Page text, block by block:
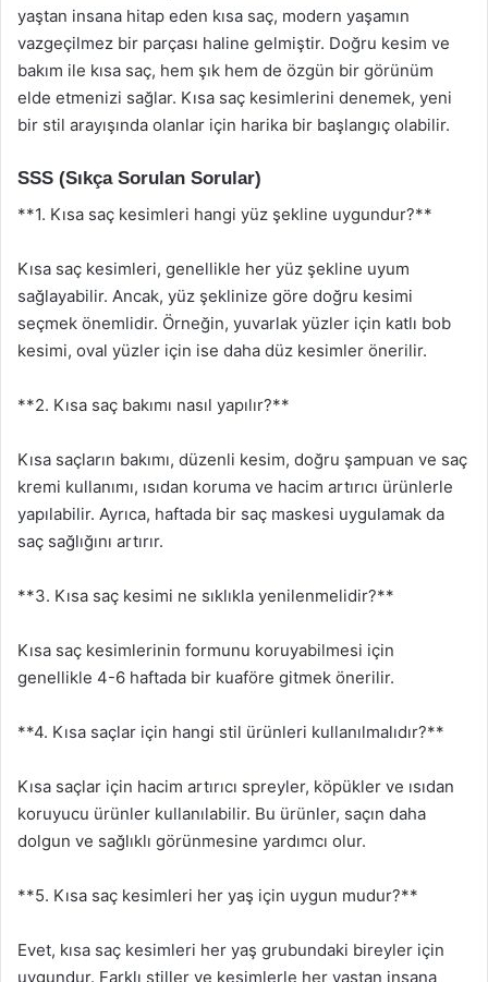
yaştan insana hitap eden kısa saç, modern yaşamın
vazgeçilmez bir parçası haline gelmiştir. Doğru kesim ve
bakım ile kısa saç, hem şık hem de özgün bir görünüm
elde etmenizi sağlar. Kısa saç kesimlerini denemek, yeni
bir stil arayışında olanlar için harika bir başlangıç olabilir.
SSS (Sıkça Sorulan Sorular)
**1. Kısa saç kesimleri hangi yüz şekline uygundur?**
Kısa saç kesimleri, genellikle her yüz şekline uyum
sağlayabilir. Ancak, yüz şeklinize göre doğru kesimi
seçmek önemlidir. Örneğin, yuvarlak yüzler için katlı bob
kesimi, oval yüzler için ise daha düz kesimler önerilir.
**2. Kısa saç bakımı nasıl yapılır?**
Kısa saçların bakımı, düzenli kesim, doğru şampuan ve saç
kremi kullanımı, ısıdan koruma ve hacim artırıcı ürünlerle
yapılabilir. Ayrıca, haftada bir saç maskesi uygulamak da
saç sağlığını artırır.
**3. Kısa saç kesimi ne sıklıkla yenilenmelidir?**
Kısa saç kesimlerinin formunu koruyabilmesi için
genellikle 4-6 haftada bir kuaföre gitmek önerilir.
**4. Kısa saçlar için hangi stil ürünleri kullanılmalıdır?**
Kısa saçlar için hacim artırıcı spreyler, köpükler ve ısıdan
koruyucu ürünler kullanılabilir. Bu ürünler, saçın daha
dolgun ve sağlıklı görünmesine yardımcı olur.
**5. Kısa saç kesimleri her yaş için uygun mudur?**
Evet, kısa saç kesimleri her yaş grubundaki bireyler için
uygundur. Farklı stiller ve kesimlerle her yaştan insana